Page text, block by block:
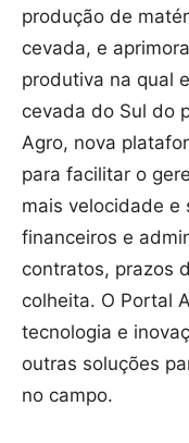
produção de
cevada, e
produtiva na qual
cevada do Sul do
Agro, nova
para facilitar o
mais velocidade e
financeiros e
contratos, prazos
colheita. O Portal
tecnologia e
outras soluções
no campo.